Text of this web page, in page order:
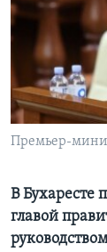
Learning
СОЦИАЛЬНЫЕ
Премьер-
В
главой